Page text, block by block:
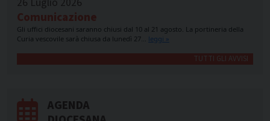
Comunicazione
Gli uffici diocesani saranno chiusi dal 10 al 21 agosto. La portineria della
Curia vescovile sarà chiusa da lunedì 27… leggi »
TUTTI GLI AVVISI
AGENDA